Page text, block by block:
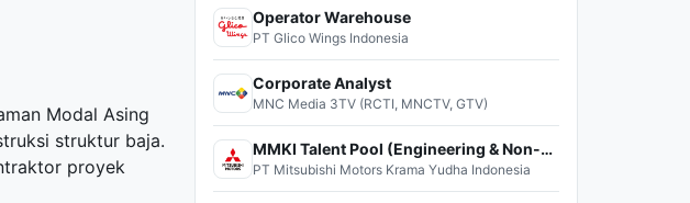
Modal Asing
struktur baja.
proyek
Operator Warehouse
PT Glico Wings Indonesia
Corporate Analyst
MNC Media 3TV (RCTI, MNCTV, GTV)
MMKI Talent Pool (Engineering & Non-Engineering)
PT Mitsubishi Motors Krama Yudha Indonesia